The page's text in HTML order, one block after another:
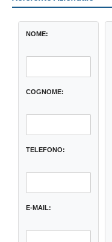
NOME:
COGNOME:
TELEFONO:
E-MAIL: